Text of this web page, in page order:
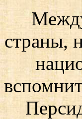
страны,